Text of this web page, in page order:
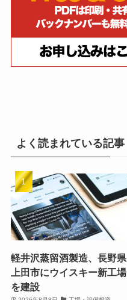
よく読まれている記事
軽井沢蒸留酒製造、長野県
上田市にウイスキー新工場
を建設